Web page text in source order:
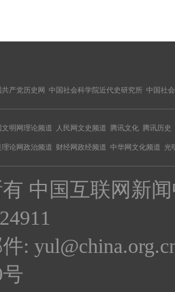
共产党历史网 中国社会科学院近代史研究所 中国社
文明网理论频道 人民网文史频道 腾讯文化 腾讯历史
理论网政治频道 财经网政经频道 中华网文化频道 光
中国互联网新闻
: